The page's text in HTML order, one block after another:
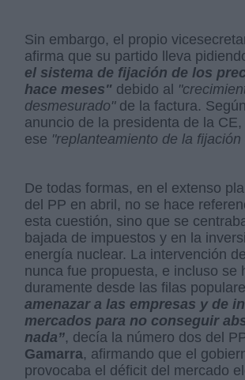
Sin embargo, el propio
afirma que su partido lleva
el sistema de fijación de los
hace meses" debido al
desmesurado"de la factura.
anuncio de la presidenta de la
ese "replanteamiento de la
De todas formas, en el extenso
del PP en abril, no se hace
esta cuestión, sino que se
bajada de impuestos y en la
energía nuclear. La intervención
nunca fue propuesta, e incluso se
duramente desde las filas
amenazar a las empresas y de
mercados para no conseguir
nada”, decía la número dos del
Gamarra, afirmando que el
provocaba el déficit del mercado